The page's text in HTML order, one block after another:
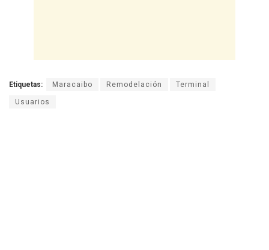
Etiquetas: Maracaibo Remodelación Terminal
Usuarios